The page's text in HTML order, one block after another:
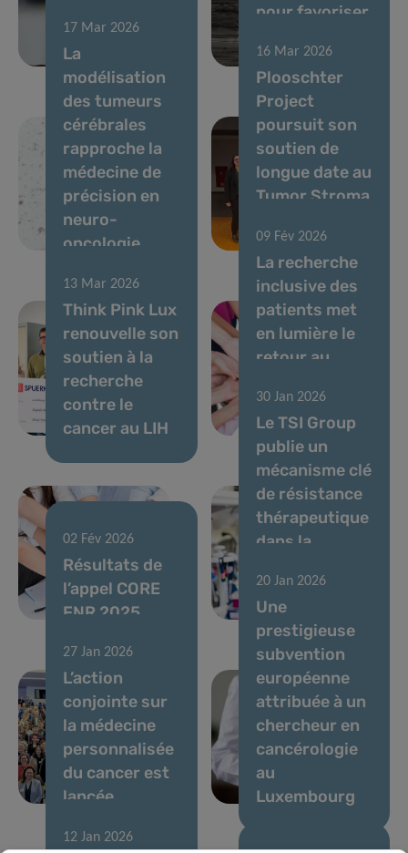
tumeurs
cérébrales
pour favoriser
métastases
17 Mar 2026
La
modélisation
des tumeurs
cérébrales
rapproche la
médecine de
précision en
neuro-
oncologie
16 Mar 2026
Plooschter
Project
poursuit son
soutien de
longue date au
Tumor Stroma
Group
13 Mar 2026
Think Pink Lux
renouvelle son
soutien à la
recherche
contre le
cancer au LIH
09 Fév 2026
La recherche
inclusive des
patients met
en lumière le
retour au
un cancer du
sein
02 Fév 2026
Résultats de
l’appel CORE
FNR 2025
30 Jan 2026
Le TSI Group
publie un
mécanisme clé
de résistance
thérapeutique
dans la
myéloïde
aiguë
27 Jan 2026
L’action
conjointe sur
la médecine
personnalisée
du cancer est
lancée
20 Jan 2026
Une
prestigieuse
subvention
européenne
attribuée à un
chercheur en
cancérologie
au
Luxembourg
12 Jan 2026